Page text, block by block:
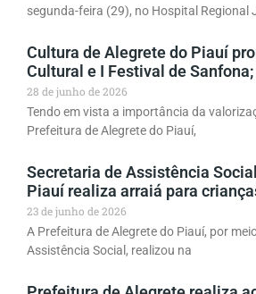
segunda-feira (29), no Hospital Regional
Cultura de Alegrete do Piauí
Cultural e I Festival de
28 de junho de 2026
Tendo em vista a importância da
Prefeitura de Alegrete do Piauí,
Secretaria de Assistência
Piauí realiza arraiá para
23 de junho de 2026
A Prefeitura de Alegrete do Piauí, por
Assistência Social, realizou na